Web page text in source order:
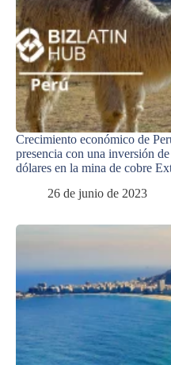
Crecimiento económico de
presencia con una inversión
dólares en la mina de cobre
26 de junio de 2023